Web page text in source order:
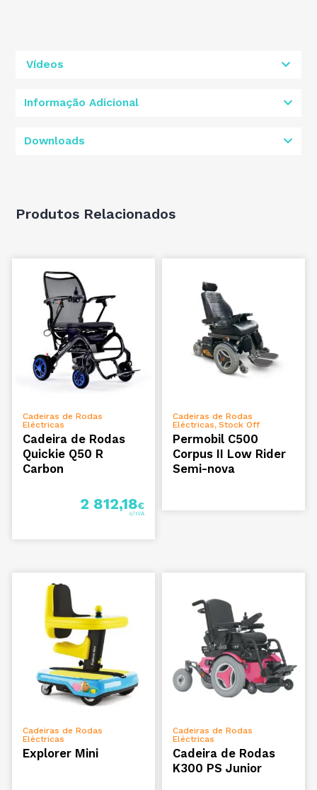
Vídeos
Informação Adicional
Downloads
Produtos Relacionados
ADICIONAR
Cadeiras de Rodas
Eléctricas
Cadeira de Rodas
Quickie Q50 R
Carbon
2 812,18€
ADICIONAR
Cadeiras de Rodas
Eléctricas, Stock Off
Permobil C500
Corpus II Low Rider
Semi-nova
ADICIONAR
Cadeiras de Rodas
Eléctricas
Explorer Mini
ADICIONAR
Cadeiras de Rodas
Eléctricas
Cadeira de Rodas
K300 PS Junior